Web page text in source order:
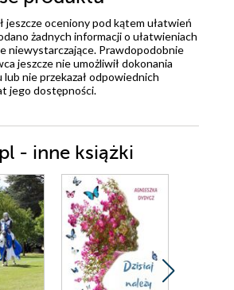
jeszcze oceniony pod kątem ułatwień
żadnych informacji o ułatwieniach
niewystarczające. Prawdopodobnie
jeszcze nie umożliwił dokonania
nie przekazał odpowiednich
jego dostępności.
- inne książki